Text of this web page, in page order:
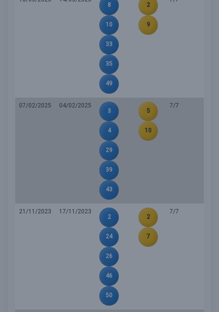
8
10
33
35
49
2
9
07/02/2025
04/02/2025
3
4
29
39
43
5
10
7/7
21/11/2023
17/11/2023
2
24
26
46
50
2
7
7/7